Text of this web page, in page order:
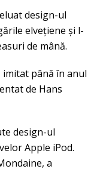
design-ul
elveţiene şi l-
de mână.
imitat până în anul
de Hans
design-ul
Apple iPod.
a